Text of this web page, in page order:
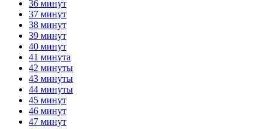
36 минут
37 минут
38 минут
39 минут
40 минут
41 минута
42 минуты
43 минуты
44 минуты
45 минут
46 минут
47 минут